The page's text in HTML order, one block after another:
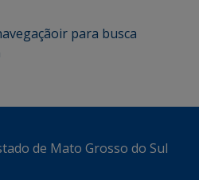
ir para busca
de Mato Grosso do Sul